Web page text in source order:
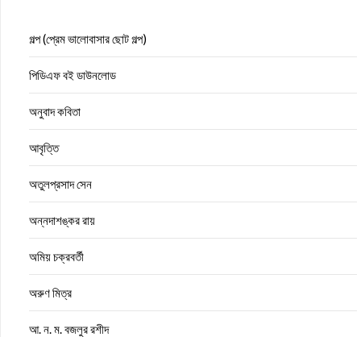
গল্প (প্রেম ভালোবাসার ছোট গল্প)
পিডিএফ বই ডাউনলোড
অনুবাদ কবিতা
আবৃত্তি
অতুলপ্রসাদ সেন
অন্নদাশঙ্কর রায়
অমিয় চক্রবর্তী
অরুণ মিত্র
আ. ন. ম. বজলুর রশীদ